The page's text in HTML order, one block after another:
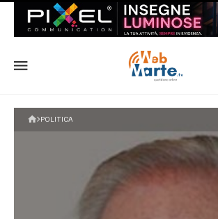
POLITICA